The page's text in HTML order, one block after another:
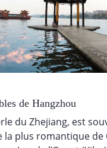
de Hangzhou
du Zhejiang, est
la plus romantique de